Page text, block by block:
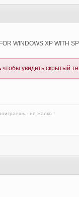
WINDOWS XP WITH
чтобы увидеть скрытый
- не жалко !